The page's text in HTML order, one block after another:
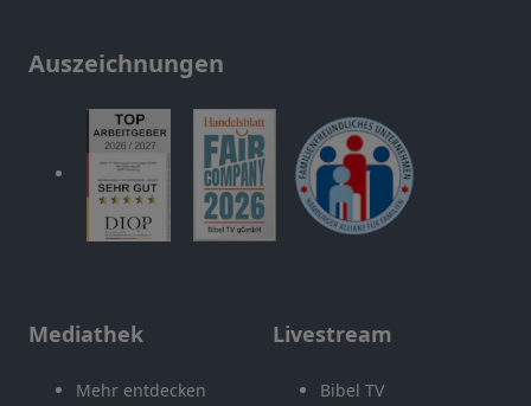
Auszeichnungen
Mediathek
Mehr entdecken
Livestream
Bibel TV